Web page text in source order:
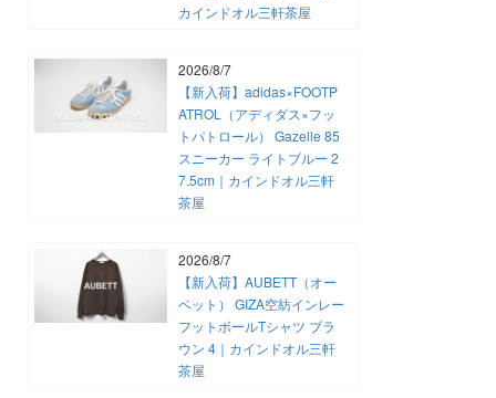
カインドオル三軒茶屋
2026/8/7
【新入荷】adidas×FOOTP
ATROL（アディダス×フッ
トパトロール） Gazelle 85
スニーカー ライトブルー 2
7.5cm｜カインドオル三軒
茶屋
2026/8/7
【新入荷】AUBETT（オー
ベット） GIZA空紡インレー
フットボールTシャツ ブラ
ウン 4｜カインドオル三軒
茶屋